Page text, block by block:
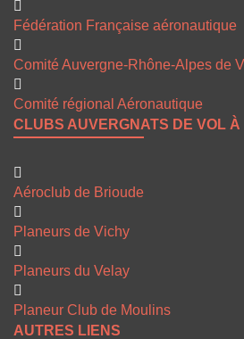
Fédération Française aéronautique
Comité Auvergne-Rhône-Alpes de
Comité régional Aéronautique
CLUBS AUVERGNATS DE VOL À
Aéroclub de Brioude
Planeurs de Vichy
Planeurs du Velay
Planeur Club de Moulins
AUTRES LIENS